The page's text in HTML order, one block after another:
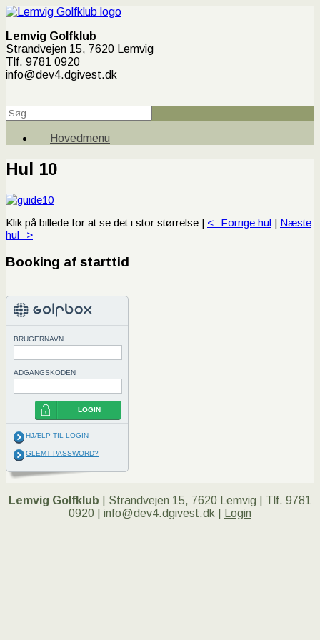
Lemvig Golfklub
Strandvejen 15, 7620 Lemvig
Tlf. 9781 0920
info@dev4.dgivest.dk
Hovedmenu
Hul 10
Klik på billede for at se det i stor størrelse | <- Forrige hul | Næste
hul ->
Booking af starttid
BRUGERNAVN
ADGANGSKODEN
LOGIN
HJÆLP TIL LOGIN
GLEMT PASSWORD?
Lemvig Golfklub
| Strandvejen 15, 7620 Lemvig | Tlf. 9781
0920 | info@dev4.dgivest.dk |
Login